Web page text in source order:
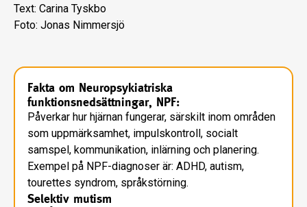
Text: Carina Tyskbo
Foto: Jonas Nimmersjö
Fakta om Neuropsykiatriska
funktionsnedsättningar, NPF:
Påverkar hur hjärnan fungerar, särskilt inom områden
som uppmärksamhet, impulskontroll, socialt
samspel, kommunikation, inlärning och planering.
Exempel på NPF-diagnoser är: ADHD, autism,
tourettes syndrom, språkstörning.
Selektiv mutism